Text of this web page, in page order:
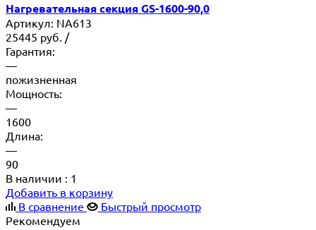
Нагревательная секция GS-1600-90,0
Артикул: NA613
25445 руб. /
Гарантия:
—
пожизненная
Мощность:
—
1600
Длина:
—
90
В наличии : 1
Добавить в корзину
В сравнение
Быстрый просмотр
Рекомендуем